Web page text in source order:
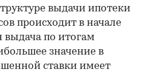
выдачи ипотеки
происходит в начале
выдача по итогам
значение в
ставки имеет